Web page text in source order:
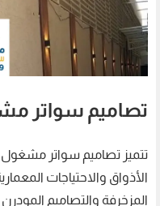
تصاميم سواتر
تتميز تصاميم سواتر مشغول
الأذواق والاحتياجات
المزخرفة والتصاميم